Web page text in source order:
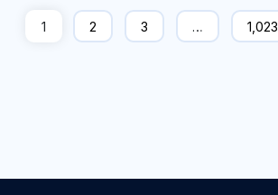
1 2 3 … 1,023